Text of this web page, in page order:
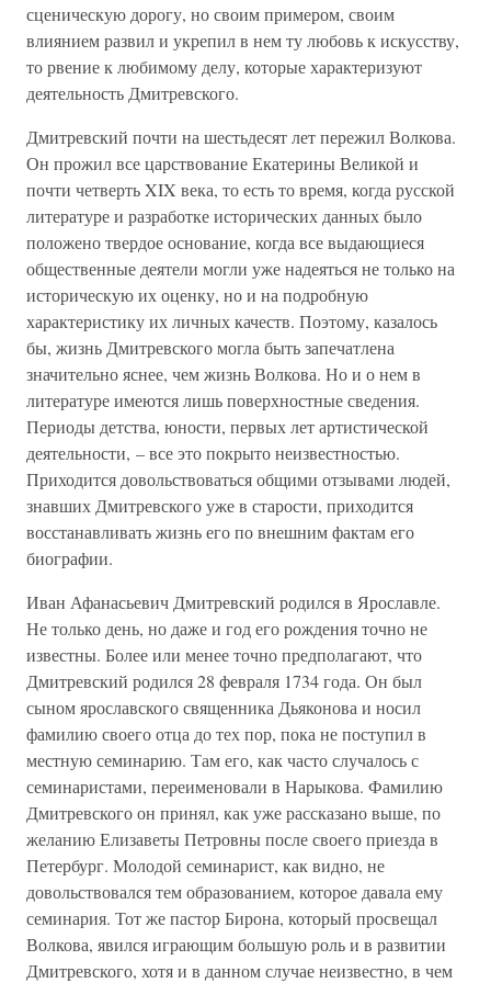
сценическую дорогу, но своим примером, своим
влиянием развил и укрепил в нем ту любовь к искусству,
то рвение к любимому делу, которые характеризуют
деятельность Дмитревского.
Дмитревский почти на шестьдесят лет пережил Волкова.
Он прожил все царствование Екатерины Великой и
почти четверть XIX века, то есть то время, когда русской
литературе и разработке исторических данных было
положено твердое основание, когда все выдающиеся
общественные деятели могли уже надеяться не только на
историческую их оценку, но и на подробную
характеристику их личных качеств. Поэтому, казалось
бы, жизнь Дмитревского могла быть запечатлена
значительно яснее, чем жизнь Волкова. Но и о нем в
литературе имеются лишь поверхностные сведения.
Периоды детства, юности, первых лет артистической
деятельности, – все это покрыто неизвестностью.
Приходится довольствоваться общими отзывами людей,
знавших Дмитревского уже в старости, приходится
восстанавливать жизнь его по внешним фактам его
биографии.
Иван Афанасьевич Дмитревский родился в Ярославле.
Не только день, но даже и год его рождения точно не
известны. Более или менее точно предполагают, что
Дмитревский родился 28 февраля 1734 года. Он был
сыном ярославского священника Дьяконова и носил
фамилию своего отца до тех пор, пока не поступил в
местную семинарию. Там его, как часто случалось с
семинаристами, переименовали в Нарыкова. Фамилию
Дмитревского он принял, как уже рассказано выше, по
желанию Елизаветы Петровны после своего приезда в
Петербург. Молодой семинарист, как видно, не
довольствовался тем образованием, которое давала ему
семинария. Тот же пастор Бирона, который просвещал
Волкова, явился играющим большую роль и в развитии
Дмитревского, хотя и в данном случае неизвестно, в чем